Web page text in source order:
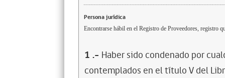
Persona jurídica
Encontrarse hábil en el Registro de Proveedores, registro
1 .- Haber sido condenado por
contemplados en el título V del